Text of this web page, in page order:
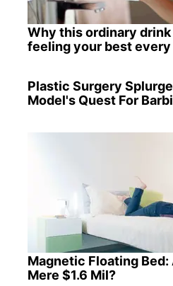
Why this ordinary
feeling your best every
Plastic Surgery
Model's Quest For
Magnetic Floating Bed:
Mere $1.6 Mil?